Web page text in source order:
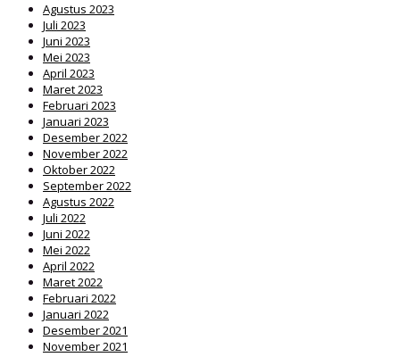
Agustus 2023
Juli 2023
Juni 2023
Mei 2023
April 2023
Maret 2023
Februari 2023
Januari 2023
Desember 2022
November 2022
Oktober 2022
September 2022
Agustus 2022
Juli 2022
Juni 2022
Mei 2022
April 2022
Maret 2022
Februari 2022
Januari 2022
Desember 2021
November 2021